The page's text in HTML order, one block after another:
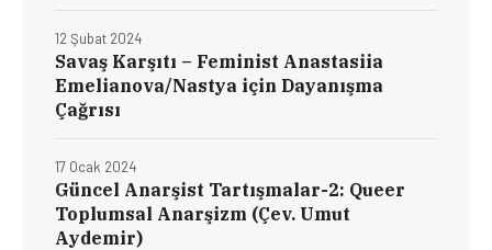
Savaş Karşıtı – Feminist Anastasiia
Emelianova/Nastya için Dayanışma
Çağrısı
12 Şubat 2024
Güncel Anarşist Tartışmalar-2: Queer
Toplumsal Anarşizm (Çev. Umut
Aydemir)
17 Ocak 2024